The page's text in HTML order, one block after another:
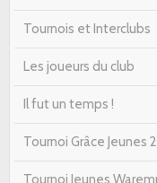
Tournois et Interclubs
Les joueurs du club
Il fut un temps !
Tournoi Grâce Jeunes
Tournoi Jeunes